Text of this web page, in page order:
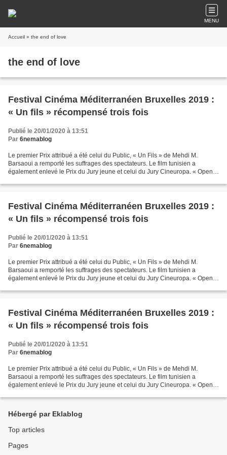
MENU
Accueil » the end of love
the end of love
Festival Cinéma Méditerranéen Bruxelles 2019 :
« Un fils » récompensé trois fois
Publié le 20/01/2020 à 13:51
Par 6nemablog
Le premier Prix attribué a été celui du Public, « Un Fils » de Mehdi M.
Barsaoui a remporté les suffrages des spectateurs. Le film tunisien a
également enlevé le Prix du Jury jeune et celui du Jury Cineuropa. « Open
Festival Cinéma Méditerranéen Bruxelles 2019 :
« Un fils » récompensé trois fois
Publié le 20/01/2020 à 13:51
Par 6nemablog
Le premier Prix attribué a été celui du Public, « Un Fils » de Mehdi M.
Barsaoui a remporté les suffrages des spectateurs. Le film tunisien a
également enlevé le Prix du Jury jeune et celui du Jury Cineuropa. « Open
Festival Cinéma Méditerranéen Bruxelles 2019 :
« Un fils » récompensé trois fois
Publié le 20/01/2020 à 13:51
Par 6nemablog
Le premier Prix attribué a été celui du Public, « Un Fils » de Mehdi M.
Barsaoui a remporté les suffrages des spectateurs. Le film tunisien a
également enlevé le Prix du Jury jeune et celui du Jury Cineuropa. « Open
Hébergé par Eklablog
Top articles
Pages